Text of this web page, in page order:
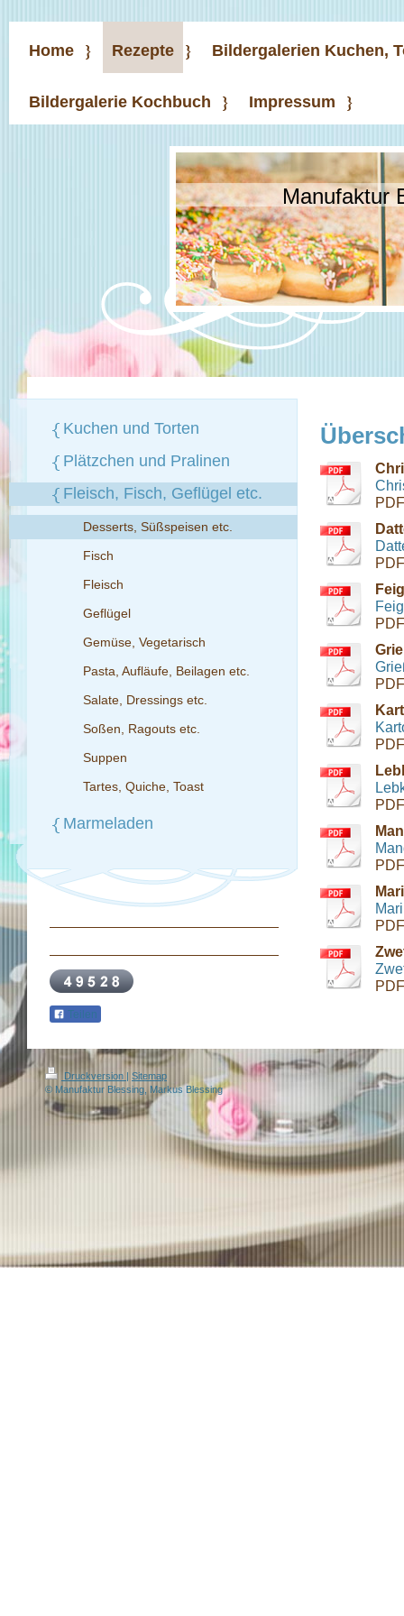
Home Rezepte Bildergalerien Kuchen,
Bildergalerie Kochbuch Impressum
Manufaktur
Kuchen und Torten
Plätzchen und Pralinen
Fleisch, Fisch, Geflügel etc.
Desserts, Süßspeisen etc.
Fisch
Fleisch
Geflügel
Gemüse, Vegetarisch
Pasta, Aufläufe, Beilagen etc.
Salate, Dressings etc.
Soßen, Ragouts etc.
Suppen
Tartes, Quiche, Toast
Marmeladen
Teilen
Druckversion | Sitemap
© Manufaktur Blessing, Markus Blessing